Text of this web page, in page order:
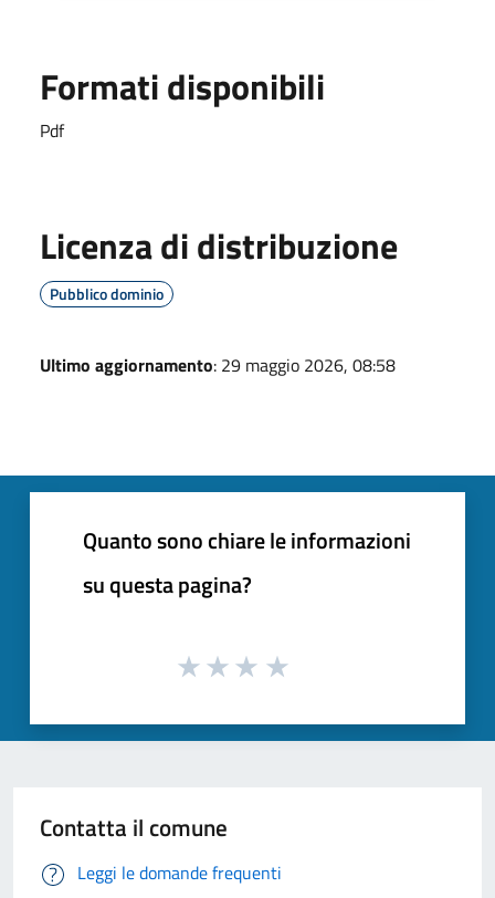
Formati disponibili
Pdf
Licenza di distribuzione
Pubblico dominio
Ultimo aggiornamento: 29 maggio 2026, 08:58
Quanto sono chiare le informazioni
su questa pagina?
Contatta il comune
Leggi le domande frequenti